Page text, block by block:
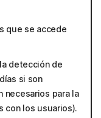
que se accede
detección de
si son
necesarios para la
con los usuarios).